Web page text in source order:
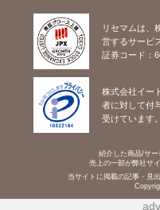
リセマムは、
営するサービ
証券コード：
株式会社イー
者に対して付
受けています。
紹介した商品/サー
売上の一部が弊社サ
当サイトに掲載の記事・見